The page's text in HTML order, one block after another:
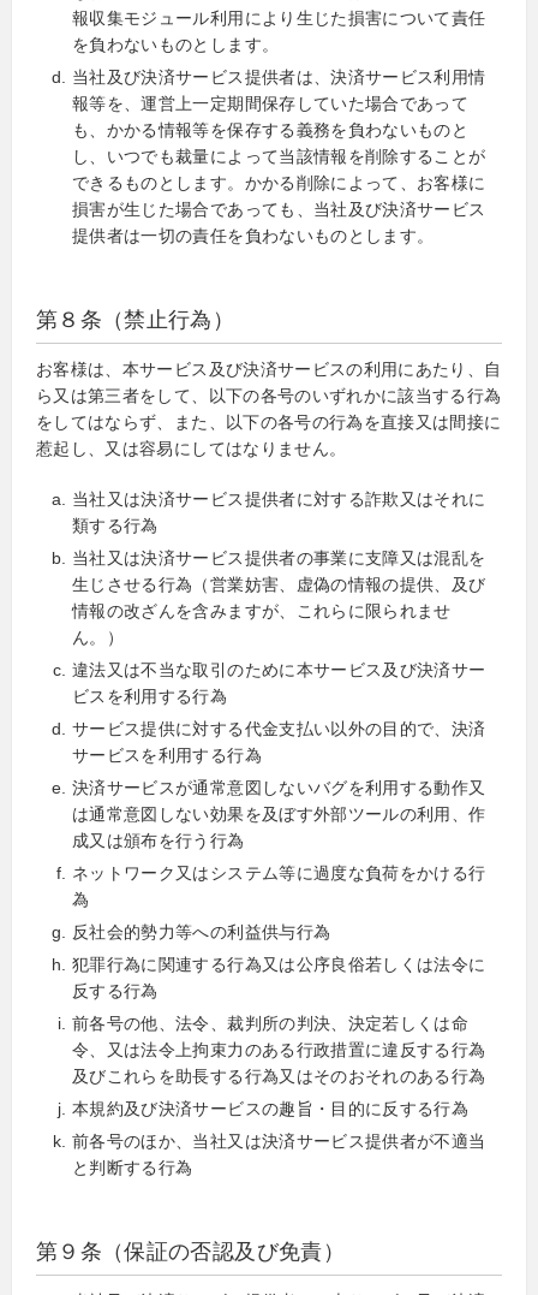
報収集モジュール利用により生じた損害について責任
を負わないものとします。
当社及び決済サービス提供者は、決済サービス利用情
報等を、運営上一定期間保存していた場合であって
も、かかる情報等を保存する義務を負わないものと
し、いつでも裁量によって当該情報を削除することが
できるものとします。かかる削除によって、お客様に
損害が生じた場合であっても、当社及び決済サービス
提供者は一切の責任を負わないものとします。
第８条（禁止行為）
お客様は、本サービス及び決済サービスの利用にあたり、自
ら又は第三者をして、以下の各号のいずれかに該当する行為
をしてはならず、また、以下の各号の行為を直接又は間接に
惹起し、又は容易にしてはなりません。
当社又は決済サービス提供者に対する詐欺又はそれに
類する行為
当社又は決済サービス提供者の事業に支障又は混乱を
生じさせる行為（営業妨害、虚偽の情報の提供、及び
情報の改ざんを含みますが、これらに限られませ
ん。）
違法又は不当な取引のために本サービス及び決済サー
ビスを利用する行為
サービス提供に対する代金支払い以外の目的で、決済
サービスを利用する行為
決済サービスが通常意図しないバグを利用する動作又
は通常意図しない効果を及ぼす外部ツールの利用、作
成又は頒布を行う行為
ネットワーク又はシステム等に過度な負荷をかける行
為
反社会的勢力等への利益供与行為
犯罪行為に関連する行為又は公序良俗若しくは法令に
反する行為
前各号の他、法令、裁判所の判決、決定若しくは命
令、又は法令上拘束力のある行政措置に違反する行為
及びこれらを助長する行為又はそのおそれのある行為
本規約及び決済サービスの趣旨・目的に反する行為
前各号のほか、当社又は決済サービス提供者が不適当
と判断する行為
第９条（保証の否認及び免責）